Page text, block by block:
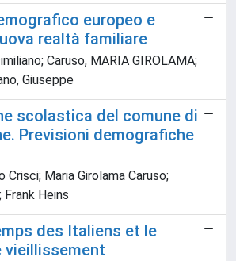
europeo e
realtà familiare
Caruso, MARIA GIROLAMA;
Giuseppe
scolastica del comune di
Previsioni demografiche
Crisci; Maria Girolama Caruso;
Frank Heins
des Italiens et le
vieillissement